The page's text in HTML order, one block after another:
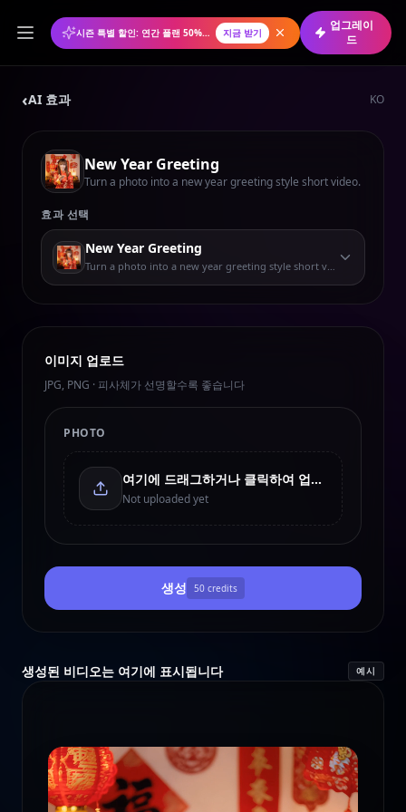
시즌 특별 할인: 연간 플랜 50% 할인 지금 받기
업그레이
드
‹AI 효과 KO
New Year Greeting
Turn a photo into a new year greeting style short video.
효과 선택
New Year Greeting
Turn a photo into a new year greeting style short video.
이미지 업로드
JPG, PNG · 피사체가 선명할수록 좋습니다
PHOTO
여기에 드래그하거나 클릭하여 업로드
Not uploaded yet
생성 50 credits
생성된 비디오는 여기에 표시됩니다 예시